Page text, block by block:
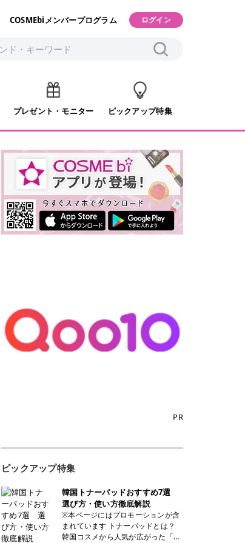
COSMEbiメンバープログラム ログイン
プレゼント・モニター ピックアップ特集
PR
ピックアップ特集
韓国トナーパッドおすすめ7選
選び方・使い方徹底解説
※本ページにはプロモーションが含
まれています トナーパッドとは？
韓国コスメから人気が広がった「ト